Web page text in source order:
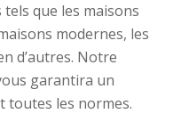
que les maisons
modernes, les
d’autres. Notre
garantira un
toutes les normes.